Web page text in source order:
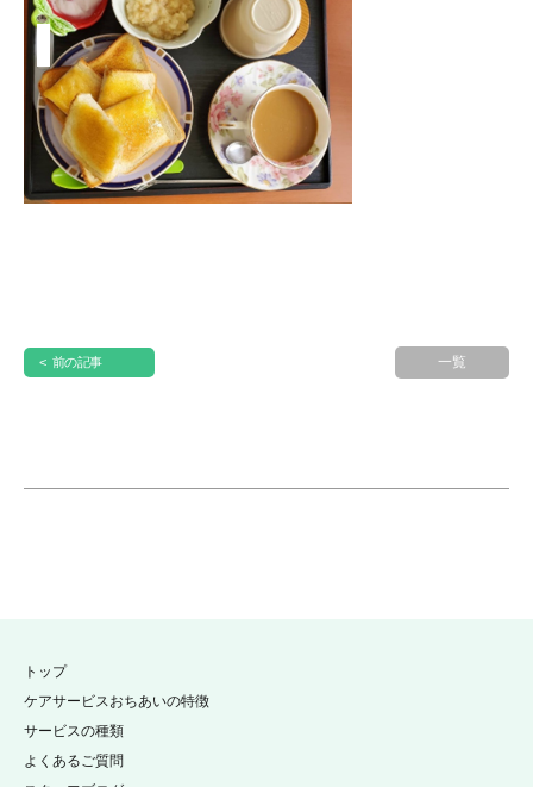
< 前の記事 一覧
トップ
ケアサービスおちあいの特徴
サービスの種類
よくあるご質問